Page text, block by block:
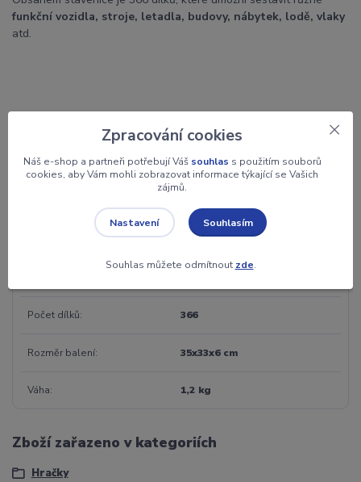
funkční vozidla, stroje, letadla, budovy, nábytek, lodě, vlaky
atd.
Materiál plast
Počet dílků 366
Rozměr balení 35x33x6 cm
Váha 1,2 kg
Zboží zařazeno v kategoriích
Hračky
Zpracování cookies
Náš e-shop a partneři potřebují Váš souhlas s použitím souborů
cookies, aby Vám mohli zobrazovat informace týkající se Vašich
zájmů.
Nastavení Souhlasím
Souhlas můžete odmítnout zde.